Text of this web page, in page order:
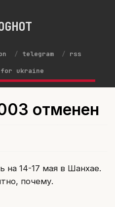
telegram
rss
for ukraine
отменен
на 14-17 мая в Шанхае.
почему.